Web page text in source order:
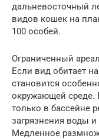
дальневосточный
видов кошек на
100 особей.
Ограниченный
Если вид обитает
становится
окружающей среде.
только в бассейне
загрязнения воды
Медленное